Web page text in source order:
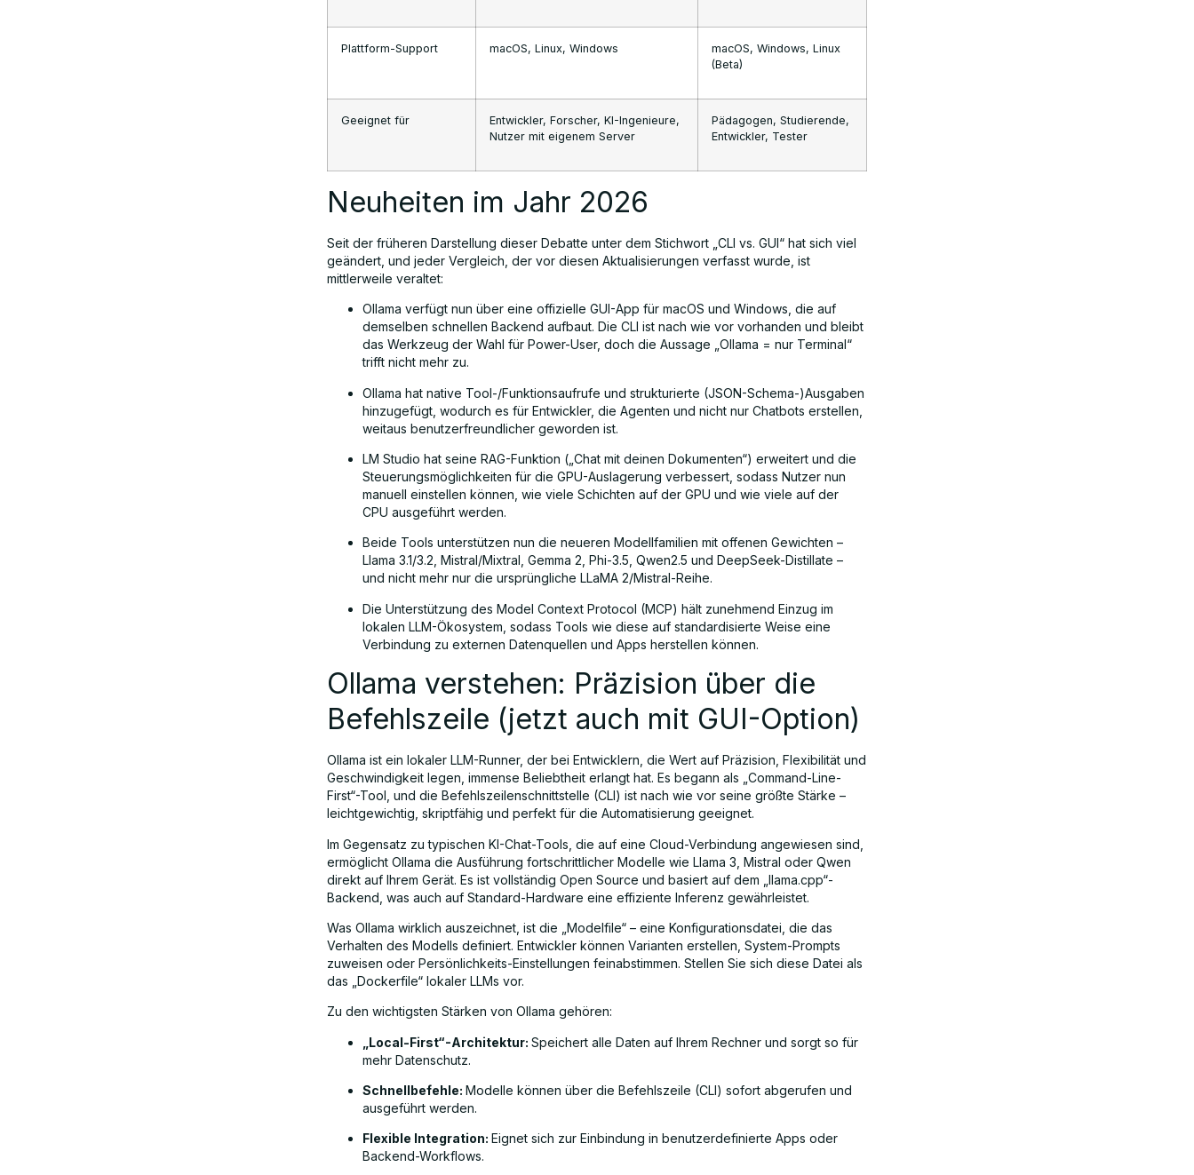
Plattform-Support macOS, Linux, Windows
macOS, Windows, Linux
(Beta)
Geeignet für
Entwickler, Forscher, KI-Ingenieure,
Nutzer mit eigenem Server
Pädagogen, Studierende,
Entwickler, Tester
Neuheiten im Jahr 2026
Seit der früheren Darstellung dieser Debatte unter dem Stichwort „CLI vs. GUI“ hat sich viel
geändert, und jeder Vergleich, der vor diesen Aktualisierungen verfasst wurde, ist
mittlerweile veraltet:
Ollama verfügt nun über eine offizielle GUI-App für macOS und Windows, die auf
demselben schnellen Backend aufbaut. Die CLI ist nach wie vor vorhanden und bleibt
das Werkzeug der Wahl für Power-User, doch die Aussage „Ollama = nur Terminal“
trifft nicht mehr zu.
Ollama hat native Tool-/Funktionsaufrufe und strukturierte (JSON-Schema-)Ausgaben
hinzugefügt, wodurch es für Entwickler, die Agenten und nicht nur Chatbots erstellen,
weitaus benutzerfreundlicher geworden ist.
LM Studio hat seine RAG-Funktion („Chat mit deinen Dokumenten“) erweitert und die
Steuerungsmöglichkeiten für die GPU-Auslagerung verbessert, sodass Nutzer nun
manuell einstellen können, wie viele Schichten auf der GPU und wie viele auf der
CPU ausgeführt werden.
Beide Tools unterstützen nun die neueren Modellfamilien mit offenen Gewichten –
Llama 3.1/3.2, Mistral/Mixtral, Gemma 2, Phi-3.5, Qwen2.5 und DeepSeek-Distillate –
und nicht mehr nur die ursprüngliche LLaMA 2/Mistral-Reihe.
Die Unterstützung des Model Context Protocol (MCP) hält zunehmend Einzug im
lokalen LLM-Ökosystem, sodass Tools wie diese auf standardisierte Weise eine
Verbindung zu externen Datenquellen und Apps herstellen können.
Ollama verstehen: Präzision über die
Befehlszeile (jetzt auch mit GUI-Option)
Ollama ist ein lokaler LLM-Runner, der bei Entwicklern, die Wert auf Präzision, Flexibilität und
Geschwindigkeit legen, immense Beliebtheit erlangt hat. Es begann als „Command-Line-
First“-Tool, und die Befehlszeilenschnittstelle (CLI) ist nach wie vor seine größte Stärke –
leichtgewichtig, skriptfähig und perfekt für die Automatisierung geeignet.
Im Gegensatz zu typischen KI-Chat-Tools, die auf eine Cloud-Verbindung angewiesen sind,
ermöglicht Ollama die Ausführung fortschrittlicher Modelle wie Llama 3, Mistral oder Qwen
direkt auf Ihrem Gerät. Es ist vollständig Open Source und basiert auf dem „llama.cpp“-
Backend, was auch auf Standard-Hardware eine effiziente Inferenz gewährleistet.
Was Ollama wirklich auszeichnet, ist die „Modelfile“ – eine Konfigurationsdatei, die das
Verhalten des Modells definiert. Entwickler können Varianten erstellen, System-Prompts
zuweisen oder Persönlichkeits-Einstellungen feinabstimmen. Stellen Sie sich diese Datei als
das „Dockerfile“ lokaler LLMs vor.
Zu den wichtigsten Stärken von Ollama gehören:
„Local-First“-Architektur: Speichert alle Daten auf Ihrem Rechner und sorgt so für
mehr Datenschutz.
Schnellbefehle: Modelle können über die Befehlszeile (CLI) sofort abgerufen und
ausgeführt werden.
Flexible Integration: Eignet sich zur Einbindung in benutzerdefinierte Apps oder
Backend-Workflows.